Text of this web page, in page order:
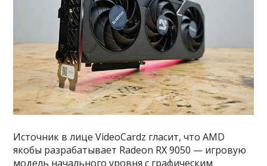
Источник в лице VideoCardz гласит, что AMD
якобы разрабатывает Radeon RX 9050 — игровую
модель начального уровня с графическим